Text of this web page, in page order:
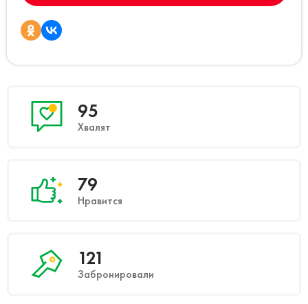
95
Хвалят
79
Нравится
121
Забронировали